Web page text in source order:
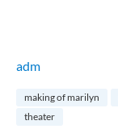
adm
making of marilyn
theater